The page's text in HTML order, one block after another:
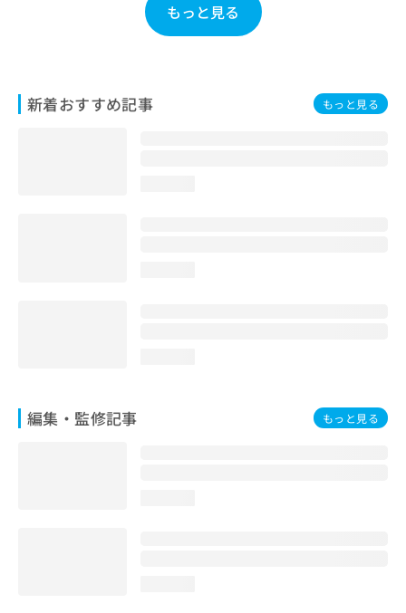
もっと見る
新着おすすめ記事 もっと見る
編集・監修記事 もっと見る
せ